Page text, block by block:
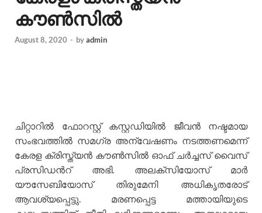
കൗൺസിൽ
August 8, 2020 - byadmin
ചിറ്റാറിൽ ഫോറസ്റ്റ് കസ്റ്റഡിയിൽ ജീവൻ നഷ്ടമായ
സംഭവത്തിൽ സമഗ്ര അന്വേഷണം നടത്തണമെന്ന്
കേരള ക്രിസ്ത്യൻ കൗൺസിൽ ഓഫ് ചർച്ചസ് വൈസ്
പ്രസിഡൻറ് അഭി. അലക്സിയോസ് മാർ
യൗസേബിയോസ് തിരുമേനി അധികൃതരോട്
ആവശ്യപ്പെട്ടു. മരണപ്പെട്ട മത്തായിയുടെ